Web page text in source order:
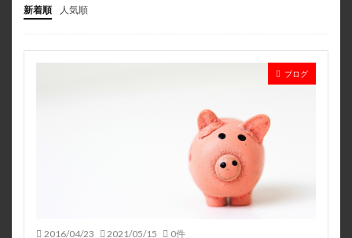
新着順 人気順
ブログ
2016/04/23 2021/05/15 0件